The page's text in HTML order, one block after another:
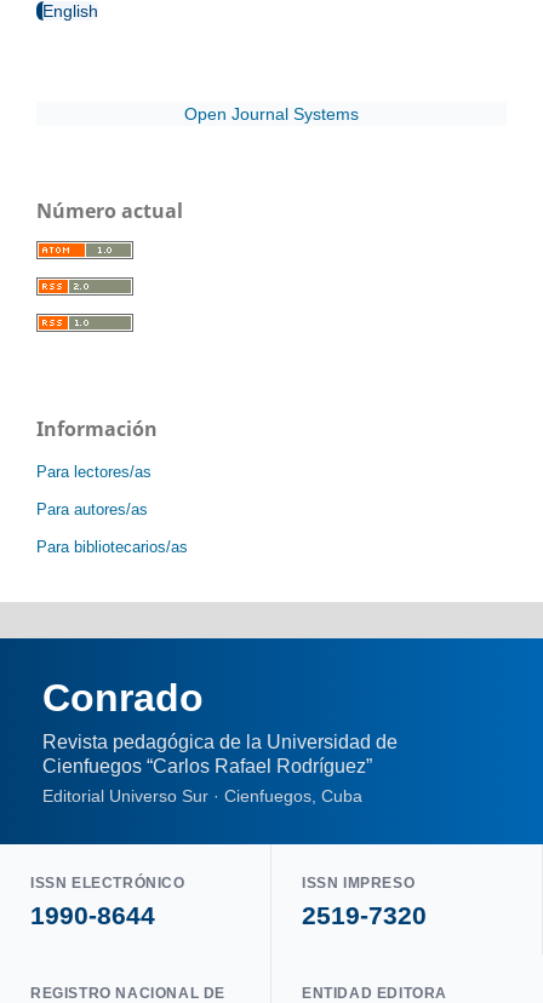
English
Open Journal Systems
Número actual
Información
Para lectores/as
Para autores/as
Para bibliotecarios/as
Conrado
Revista pedagógica de la Universidad de
Cienfuegos “Carlos Rafael Rodríguez”
Editorial Universo Sur · Cienfuegos, Cuba
ISSN ELECTRÓNICO
1990-8644
ISSN IMPRESO
2519-7320
REGISTRO NACIONAL DE
ENTIDAD EDITORA